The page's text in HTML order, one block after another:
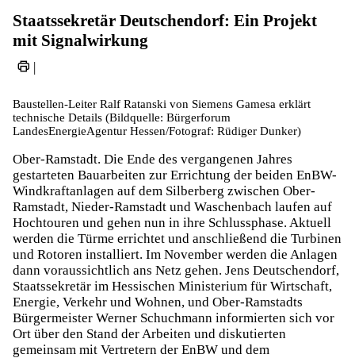
Staatssekretär Deutschendorf: Ein Projekt
mit Signalwirkung
|
Baustellen-Leiter Ralf Ratanski von Siemens Gamesa erklärt
technische Details (Bildquelle: Bürgerforum
LandesEnergieAgentur Hessen/Fotograf: Rüdiger Dunker)
Ober-Ramstadt. Die Ende des vergangenen Jahres
gestarteten Bauarbeiten zur Errichtung der beiden EnBW-
Windkraftanlagen auf dem Silberberg zwischen Ober-
Ramstadt, Nieder-Ramstadt und Waschenbach laufen auf
Hochtouren und gehen nun in ihre Schlussphase. Aktuell
werden die Türme errichtet und anschließend die Turbinen
und Rotoren installiert. Im November werden die Anlagen
dann voraussichtlich ans Netz gehen. Jens Deutschendorf,
Staatssekretär im Hessischen Ministerium für Wirtschaft,
Energie, Verkehr und Wohnen, und Ober-Ramstadts
Bürgermeister Werner Schuchmann informierten sich vor
Ort über den Stand der Arbeiten und diskutierten
gemeinsam mit Vertretern der EnBW und dem